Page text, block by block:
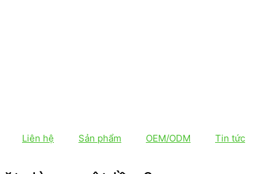
Liên hệ Sản phẩm OEM/ODM Tin tức